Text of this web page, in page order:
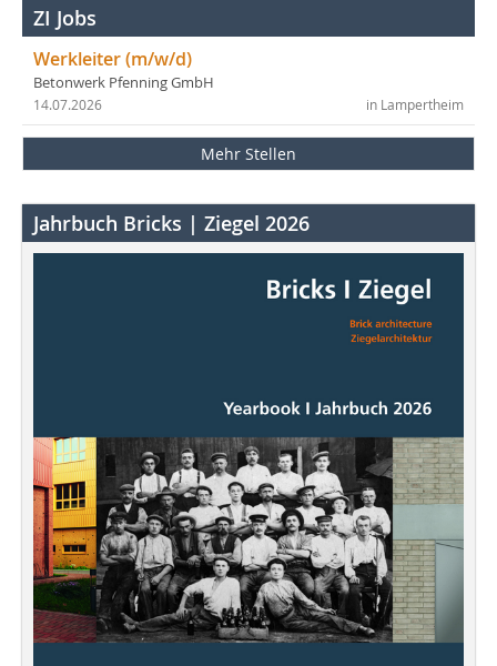
ZI Jobs
Werkleiter (m/w/d)
Betonwerk Pfenning GmbH
in Lampertheim
14.07.2026
Mehr Stellen
Jahrbuch Bricks | Ziegel 2026